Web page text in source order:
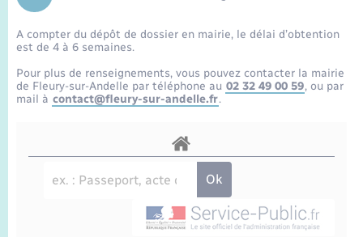
Périscolaire et centres de loisir
Jeunesse
Etat-civil - Papiers - Citoyenneté
Mariage – PACS
Parrainage civil
Logement - Urbanisme
Tourisme
Nouvel habitant
Transports scolaires
Travaux - Autorisation d’occupation de l’espace
public
Compétences
Plan interactif
La Communauté de communes
A compter du dépôt de dossier en mairie, le délai d’obtention
est de 4 à 6 semaines.
Pour plus de renseignements, vous pouvez contacter la mairie
de Fleury-sur-Andelle par téléphone au 02 32 49 00 59, ou par
mail à contact@fleury-sur-andelle.fr.